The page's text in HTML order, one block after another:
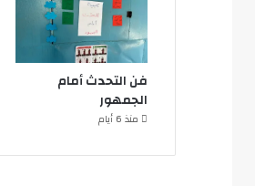
فن التحدث أمام
الجمهور
منذ 6 أيام